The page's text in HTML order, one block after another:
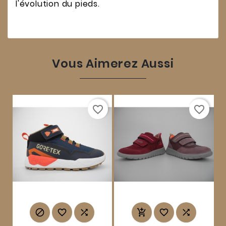
l'évolution du pieds.
Vous Aimerez Aussi
  
favorite_border
  
favorite_border